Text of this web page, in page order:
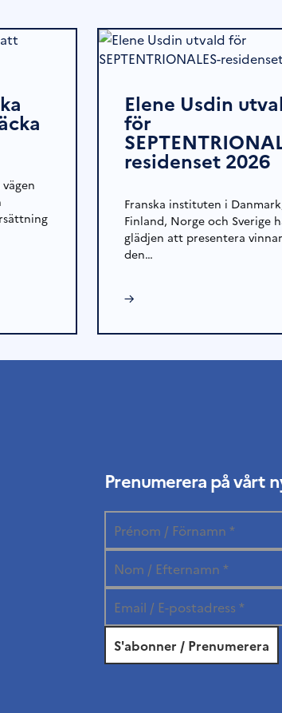
Elene Usdin
för
residenset 2026
Franska instituten i
Finland, Norge och Sverige
glädjen att presentera
den…
→
Prenumerera på vårt